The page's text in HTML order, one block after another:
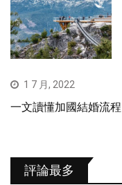
1 7 月, 2022
一文讀懂加國結婚流程
評論最多